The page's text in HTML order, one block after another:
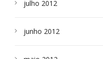
julho 2012
junho 2012